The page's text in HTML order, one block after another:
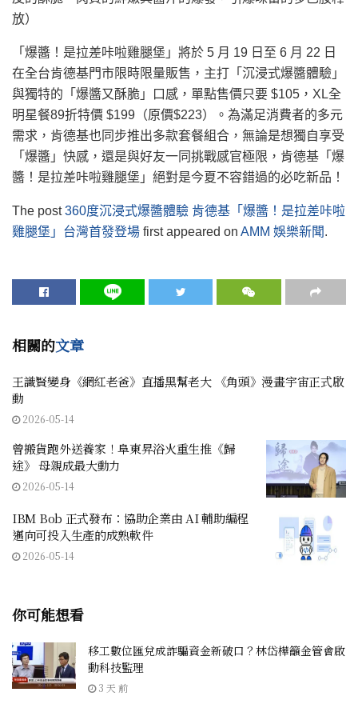
放）
「爆醬！是拉差咔啦雞腿堡」將於 5 月 19 日至 6 月 22 日
在全台肯德基門市限時限量販售，主打「沉浸式爆醬體驗」
與獨特的「爆醬又酥脆」口感，單點售價只要 $105，XL全
明星餐89折特價 $199（原價$223）。為滿足消費者的多元
需求，肯德基也同步推出多款套餐組合，無論是想獨自享受
「爆醬」快感，還是與好友一同挑戰感官極限，肯德基「爆
醬！是拉差咔啦雞腿堡」絕對是今夏不容錯過的必吃新品！
The post360度沉浸式爆醬體驗 肯德基「爆醬！是拉差咔啦
雞腿堡」台灣首發登場 first appeared on AMM 娛樂新聞.
相關的文章
王識賢變身《網紅老爸》直播黑幫老大 《角頭》漫畫宇宙正式啟
動
2026-05-14
曾搬貨跑外送養家！阜東昇浴火重生推《歸
途》 母親成最大動力
2026-05-14
IBM Bob 正式發布：協助企業由 AI 輔助編程
邁向可投入生產的成熟軟件
2026-05-14
你可能想看
移工數位匯兌成詐騙資金新破口？林岱樺籲金管會啟
動科技監理
3 天 前